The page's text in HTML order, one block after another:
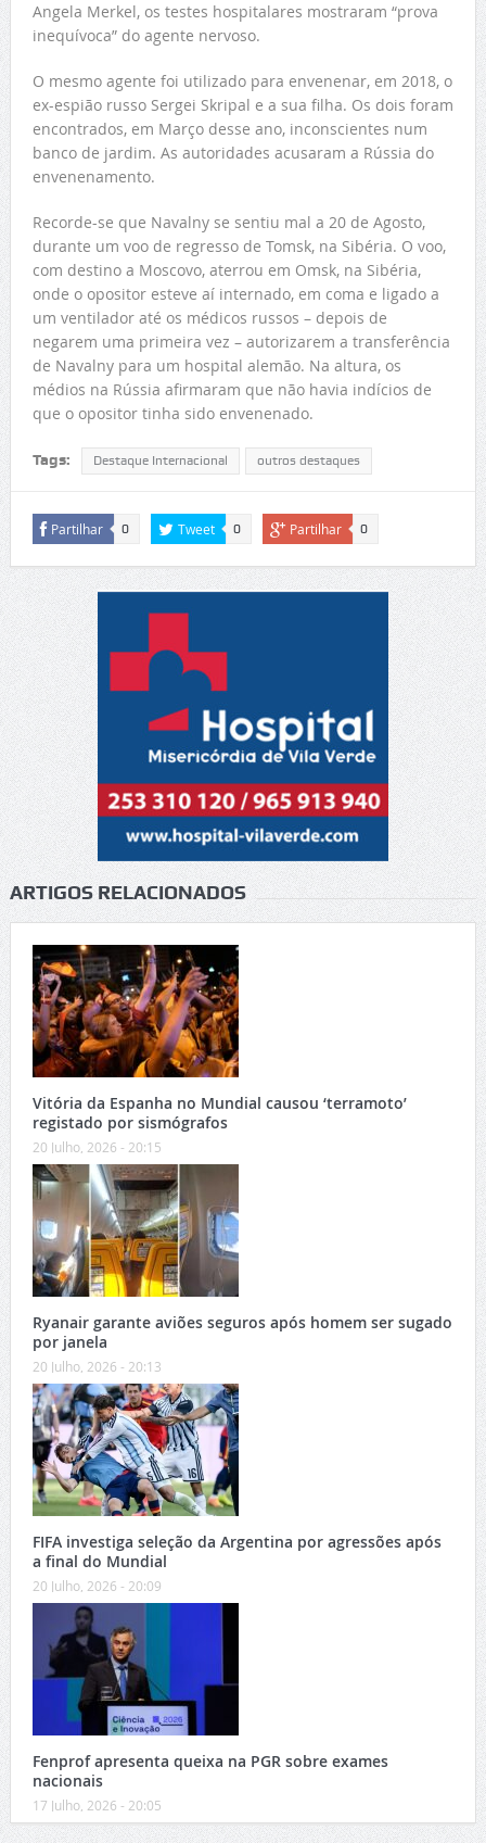
Angela Merkel, os testes hospitalares mostraram “prova
inequívoca” do agente nervoso.
O mesmo agente foi utilizado para envenenar, em 2018, o
ex-espião russo Sergei Skripal e a sua filha. Os dois foram
encontrados, em Março desse ano, inconscientes num
banco de jardim. As autoridades acusaram a Rússia do
envenenamento.
Recorde-se que Navalny se sentiu mal a 20 de Agosto,
durante um voo de regresso de Tomsk, na Sibéria. O voo,
com destino a Moscovo, aterrou em Omsk, na Sibéria,
onde o opositor esteve aí internado, em coma e ligado a
um ventilador até os médicos russos – depois de
negarem uma primeira vez – autorizarem a transferência
de Navalny para um hospital alemão. Na altura, os
médios na Rússia afirmaram que não havia indícios de
que o opositor tinha sido envenenado.
Tags: Destaque Internacional outros destaques
Partilhar 0 Tweet 0 Partilhar 0
ARTIGOS RELACIONADOS
Vitória da Espanha no Mundial causou ‘terramoto’
registado por sismógrafos
20 Julho, 2026 - 20:15
Ryanair garante aviões seguros após homem ser sugado
por janela
20 Julho, 2026 - 20:13
FIFA investiga seleção da Argentina por agressões após
a final do Mundial
20 Julho, 2026 - 20:09
Fenprof apresenta queixa na PGR sobre exames
nacionais
17 Julho, 2026 - 20:05